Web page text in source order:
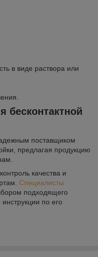
в виде раствора или
бесконтактной
поставщиком
предлагая продукцию
качества и
Специалисты
подходящего
по его